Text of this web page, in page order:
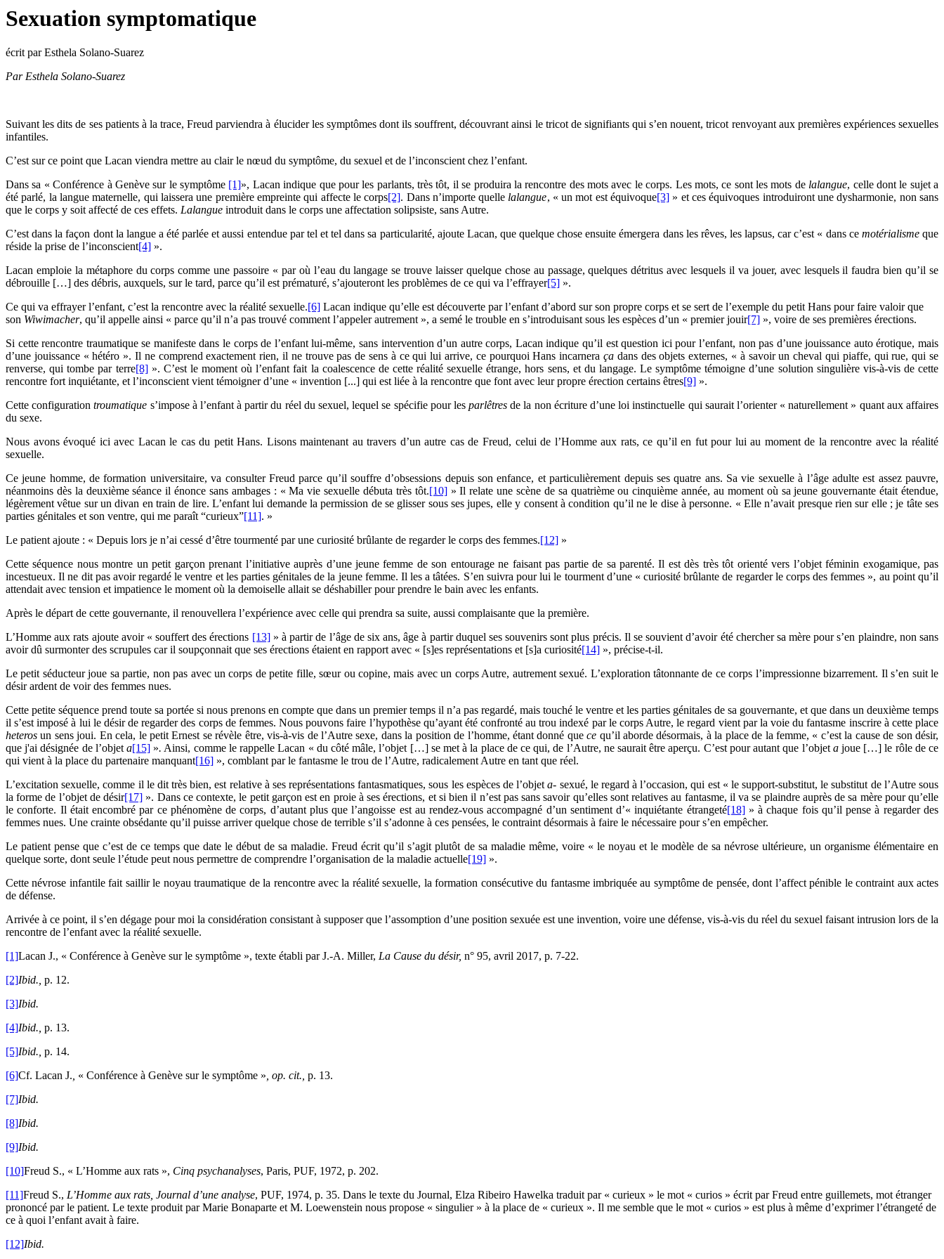
Sexuation symptomatique
écrit par Esthela Solano-Suarez
Par Esthela Solano-Suarez
Suivant les dits de ses patients à la trace, Freud parviendra à élucider les symptômes dont ils souffrent, découvrant ainsi le tricot de signifiants qui s’en nouent, tricot renvoyant aux premières expériences sexuelles
infantiles.
C’est sur ce point que Lacan viendra mettre au clair le nœud du symptôme, du sexuel et de l’inconscient chez l’enfant.
Dans sa « Conférence à Genève sur le symptôme [1]», Lacan indique que pour les parlants, très tôt, il se produira la rencontre des mots avec le corps. Les mots, ce sont les mots de lalangue, celle dont le sujet a
été parlé, la langue maternelle, qui laissera une première empreinte qui affecte le corps[2]. Dans n’importe quelle lalangue, « un mot est équivoque[3] » et ces équivoques introduiront une dysharmonie, non sans
que le corps y soit affecté de ces effets. Lalangue introduit dans le corps une affectation solipsiste, sans Autre.
C’est dans la façon dont la langue a été parlée et aussi entendue par tel et tel dans sa particularité, ajoute Lacan, que quelque chose ensuite émergera dans les rêves, les lapsus, car c’est « dans ce motérialismeque
réside la prise de l’inconscient[4] ».
Lacan emploie la métaphore du corps comme une passoire « par où l’eau du langage se trouve laisser quelque chose au passage, quelques détritus avec lesquels il va jouer, avec lesquels il faudra bien qu’il se
débrouille […] des débris, auxquels, sur le tard, parce qu’il est prématuré, s’ajouteront les problèmes de ce qui va l’effrayer[5] ».
Ce qui va effrayer l’enfant, c’est la rencontre avec la réalité sexuelle.[6] Lacan indique qu’elle est découverte par l’enfant d’abord sur son propre corps et se sert de l’exemple du petit Hans pour faire valoir que
son Wiwimacher, qu’il appelle ainsi « parce qu’il n’a pas trouvé comment l’appeler autrement », a semé le trouble en s’introduisant sous les espèces d’un « premier jouir[7] », voire de ses premières érections.
Si cette rencontre traumatique se manifeste dans le corps de l’enfant lui-même, sans intervention d’un autre corps, Lacan indique qu’il est question ici pour l’enfant, non pas d’une jouissance auto érotique, mais
d’une jouissance « hétéro ». Il ne comprend exactement rien, il ne trouve pas de sens à ce qui lui arrive, ce pourquoi Hans incarnera ça dans des objets externes, « à savoir un cheval qui piaffe, qui rue, qui se
renverse, qui tombe par terre[8]». C’est le moment où l’enfant fait la coalescence de cette réalité sexuelle étrange, hors sens, et du langage. Le symptôme témoigne d’une solution singulière vis-à-vis de cette
rencontre fort inquiétante, et l’inconscient vient témoigner d’une « invention [...] qui est liée à la rencontre que font avec leur propre érection certains êtres[9] ».
Cette configurationtroumatique s’impose à l’enfant à partir du réel du sexuel, lequel se spécifie pour lesparlêtres de la non écriture d’une loi instinctuelle qui saurait l’orienter « naturellement » quant aux affaires
du sexe.
Nous avons évoqué ici avec Lacan le cas du petit Hans. Lisons maintenant au travers d’un autre cas de Freud, celui de l’Homme aux rats, ce qu’il en fut pour lui au moment de la rencontre avec la réalité
sexuelle.
Ce jeune homme, de formation universitaire, va consulter Freud parce qu’il souffre d’obsessions depuis son enfance, et particulièrement depuis ses quatre ans. Sa vie sexuelle à l’âge adulte est assez pauvre,
néanmoins dès la deuxième séance il énonce sans ambages : « Ma vie sexuelle débuta très tôt.[10]» Il relate une scène de sa quatrième ou cinquième année, au moment où sa jeune gouvernante était étendue,
légèrement vêtue sur un divan en train de lire. L’enfant lui demande la permission de se glisser sous ses jupes, elle y consent à condition qu’il ne le dise à personne. « Elle n’avait presque rien sur elle ; je tâte ses
parties génitales et son ventre, qui me paraît “curieux”[11]. »
Le patient ajoute : « Depuis lors je n’ai cessé d’être tourmenté par une curiosité brûlante de regarder le corps des femmes.[12] »
Cette séquence nous montre un petit garçon prenant l’initiative auprès d’une jeune femme de son entourage ne faisant pas partie de sa parenté. Il est dès très tôt orienté vers l’objet féminin exogamique, pas
incestueux. Il ne dit pas avoir regardé le ventre et les parties génitales de la jeune femme. Il les a tâtées. S’en suivra pour lui le tourment d’une « curiosité brûlante de regarder le corps des femmes », au point qu’il
attendait avec tension et impatience le moment où la demoiselle allait se déshabiller pour prendre le bain avec les enfants.
Après le départ de cette gouvernante, il renouvellera l’expérience avec celle qui prendra sa suite, aussi complaisante que la première.
L’Homme aux rats ajoute avoir « souffert des érections [13]» à partir de l’âge de six ans, âge à partir duquel ses souvenirs sont plus précis. Il se souvient d’avoir été chercher sa mère pour s’en plaindre, non sans
avoir dû surmonter des scrupules car il soupçonnait que ses érections étaient en rapport avec « [s]es représentations et [s]a curiosité[14] », précise-t-il.
Le petit séducteur joue sa partie, non pas avec un corps de petite fille, sœur ou copine, mais avec un corps Autre, autrement sexué. L’exploration tâtonnante de ce corps l’impressionne bizarrement. Il s’en suit le
désir ardent de voir des femmes nues.
Cette petite séquence prend toute sa portée si nous prenons en compte que dans un premier temps il n’a pas regardé, mais touché le ventre et les parties génitales de sa gouvernante, et que dans un deuxième temps
il s’est imposé à lui le désir de regarder des corps de femmes. Nous pouvons faire l’hypothèse qu’ayant été confronté au trou indexé par le corps Autre, le regard vient par la voie du fantasme inscrire à cette place
heterosun sens joui. En cela, le petit Ernest se révèle être, vis-à-vis de l’Autre sexe, dans la position de l’homme, étant donné quece qu’il aborde désormais, à la place de la femme, « c’est la cause de son désir,
que j'ai désignée de l’objeta[15] ». Ainsi, comme le rappelle Lacan « du côté mâle, l’objet […] se met à la place de ce qui, de l’Autre, ne saurait être aperçu. C’est pour autant que l’objeta joue […] le rôle de ce
qui vient à la place du partenaire manquant[16] », comblant par le fantasme le trou de l’Autre, radicalement Autre en tant que réel.
L’excitation sexuelle, comme il le dit très bien, est relative à ses représentations fantasmatiques, sous les espèces de l’objeta- sexué, le regard à l’occasion, qui est « le support-substitut, le substitut de l’Autre sous
la forme de l’objet de désir[17] ». Dans ce contexte, le petit garçon est en proie à ses érections, et si bien il n’est pas sans savoir qu’elles sont relatives au fantasme, il va se plaindre auprès de sa mère pour qu’elle
le conforte. Il était encombré par ce phénomène de corps, d’autant plus que l’angoisse est au rendez-vous accompagné d’un sentiment d’« inquiétante étrangeté[18]» à chaque fois qu’il pense à regarder des
femmes nues. Une crainte obsédante qu’il puisse arriver quelque chose de terrible s’il s’adonne à ces pensées, le contraint désormais à faire le nécessaire pour s’en empêcher.
Le patient pense que c’est de ce temps que date le début de sa maladie. Freud écrit qu’il s’agit plutôt de sa maladie même, voire « le noyau et le modèle de sa névrose ultérieure, un organisme élémentaire en
quelque sorte, dont seule l’étude peut nous permettre de comprendre l’organisation de la maladie actuelle[19] ».
Cette névrose infantile fait saillir le noyau traumatique de la rencontre avec la réalité sexuelle, la formation consécutive du fantasme imbriquée au symptôme de pensée, dont l’affect pénible le contraint aux actes
de défense.
Arrivée à ce point, il s’en dégage pour moi la considération consistant à supposer que l’assomption d’une position sexuée est une invention, voire une défense, vis-à-vis du réel du sexuel faisant intrusion lors de la
rencontre de l’enfant avec la réalité sexuelle.
[1]Lacan J., « Conférence à Genève sur le symptôme », texte établi par J.-A. Miller, La Cause du désir, n° 95, avril 2017, p. 7-22.
[2]Ibid., p. 12.
[3]Ibid.
[4]Ibid., p. 13.
[5]Ibid., p. 14.
[6]Cf. Lacan J., « Conférence à Genève sur le symptôme », op. cit., p. 13.
[7]Ibid.
[8]Ibid.
[9]Ibid.
[10]Freud S., « L’Homme aux rats », Cinq psychanalyses, Paris, PUF, 1972, p. 202.
[11]Freud S., L’Homme aux rats, Journal d’une analyse, PUF, 1974, p. 35. Dans le texte du Journal, Elza Ribeiro Hawelka traduit par « curieux » le mot « curios » écrit par Freud entre guillemets, mot étranger
prononcé par le patient. Le texte produit par Marie Bonaparte et M. Loewenstein nous propose « singulier » à la place de « curieux ». Il me semble que le mot « curios » est plus à même d’exprimer l’étrangeté de
ce à quoi l’enfant avait à faire.
[12]Ibid.